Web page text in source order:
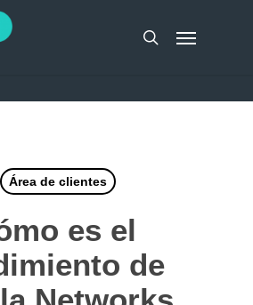
search
Menu
Área de clientes
es el
de